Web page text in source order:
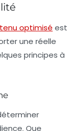
optimisé est
une réelle
principes à
Que